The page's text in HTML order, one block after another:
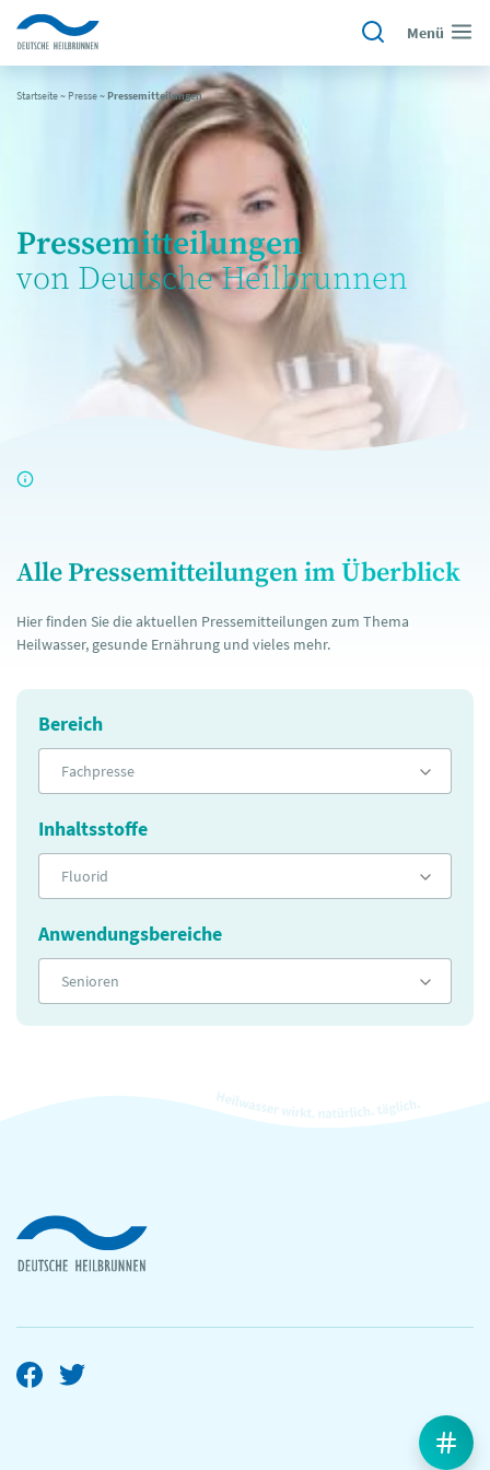
Menü
Startseite~ Presse~Pressemitteilungen
Pressemitteilungen
von Deutsche Heilbrunnen
Alle Pressemitteilungen im Überblick
Hier finden Sie die aktuellen Pressemitteilungen zum Thema
Heilwasser, gesunde Ernährung und vieles mehr.
Bereich
Fachpresse
Inhaltsstoffe
Fluorid
Anwendungsbereiche
Senioren